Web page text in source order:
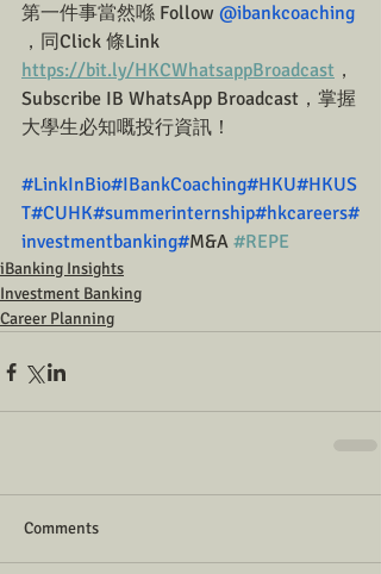
第一件事當然喺 Follow @ibankcoaching
，同Click 條Link
https://bit.ly/HKCWhatsappBroadcast ，
Subscribe IB WhatsApp Broadcast，掌握
大學生必知嘅投行資訊！
#LinkInBio#IBankCoaching#HKU#HKUS
T#CUHK#summerinternship#hkcareers#
investmentbanking#M&A #REPE
iBanking Insights
Investment Banking
Career Planning
Comments